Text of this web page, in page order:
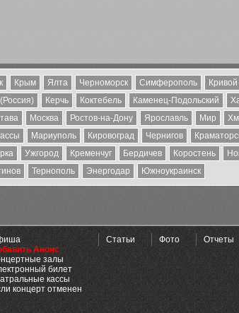
Крым Ялта Черноморск Симферополь Кривой
Керчь Коктебель Каменец-Подольский
Москва Ростов-на-Дону Ярославль Мир
Мариуполь Кировоград Чернигов
Ужгород Кременчуг Бердичев Коростень
Тернополь Энергодар Южноукраинск
Анонс
залы
билет
кассы
концерт отменен
Статьи Фото Отчеты